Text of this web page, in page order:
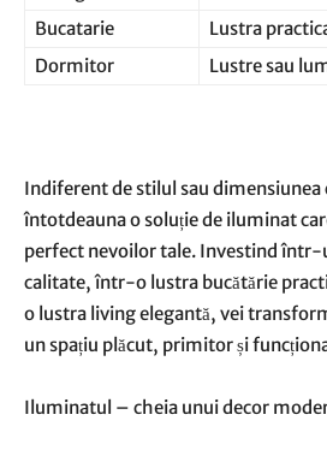
Bucatarie
Lustra
Dormitor
Lustre sau
Indiferent de stilul sau dimensiunea
întotdeauna o soluție de iluminat
perfect nevoilor tale. Investind într-
calitate, într-o lustra bucătărie
o lustra living elegantă, vei
un spațiu plăcut, primitor și
Iluminatul – cheia unui decor